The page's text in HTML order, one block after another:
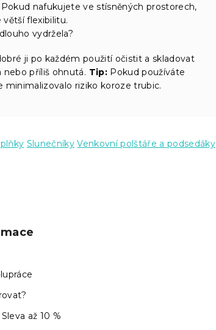
Pokud nafukujete ve stísněných prostorech,
flexibilitu.
vydržela?
ji po každém použití očistit a skladovat
nebo příliš ohnutá. Tip:Pokud používáte
riziko koroze trubic.
Slunečníky Venkovní polštáře a podsedáky
až 10 %